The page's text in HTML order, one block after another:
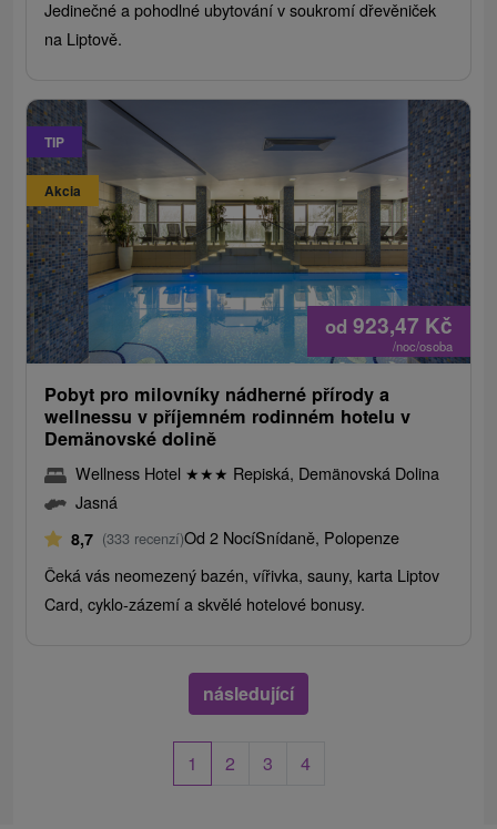
Jedinečné a pohodlné ubytování v soukromí dřevěniček
na Liptově.
TIP
Akcia
od 923,47 Kč
/noc/osoba
Pobyt pro milovníky nádherné přírody a
wellnessu v příjemném rodinném hotelu v
Demänovské dolině
Wellness Hotel ★★★ Repiská, Demänovská Dolina
Jasná
8,7 (333 recenzí)Od 2 NocíSnídaně, Polopenze
Čeká vás neomezený bazén, vířivka, sauny, karta Liptov
Card, cyklo-zázemí a skvělé hotelové bonusy.
následující
1 2 3 4